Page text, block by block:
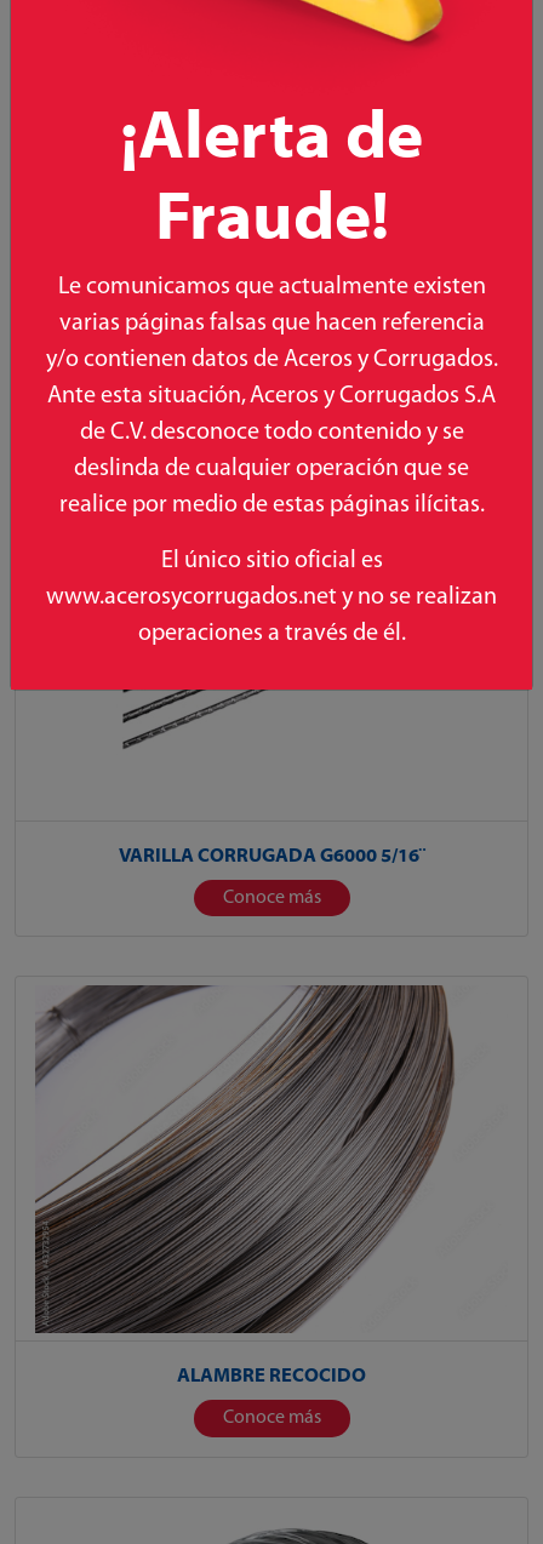
VARILLA CORRUGADA G6000 1/4¨
VARILLA CORRUGADA G6000 5/16¨
Conoce más
ALAMBRE RECOCIDO
Conoce más
¡Alerta de
Fraude!
Le comunicamos que actualmente existen
varias páginas falsas que hacen referencia
y/o contienen datos de Aceros y Corrugados.
Ante esta situación, Aceros y Corrugados S.A
de C.V. desconoce todo contenido y se
deslinda de cualquier operación que se
realice por medio de estas páginas ilícitas.
El único sitio oficial es
www.acerosycorrugados.net y no se realizan
operaciones a través de él.